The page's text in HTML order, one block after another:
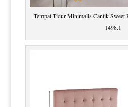
Tempat Tidur Minimalis Cantik
1498.1